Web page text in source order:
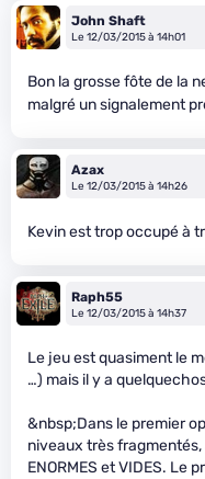
John Shaft
Le 12/03/2015 à 14h01
Bon la grosse fôte de la
malgré un signalement
Azax
Le 12/03/2015 à 14h26
Kevin est trop occupé à
Raph55
Le 12/03/2015 à 14h37
Le jeu est quasiment le
…) mais il y a
&nbsp;Dans le premier
niveaux très
ENORMES et VIDES. Le